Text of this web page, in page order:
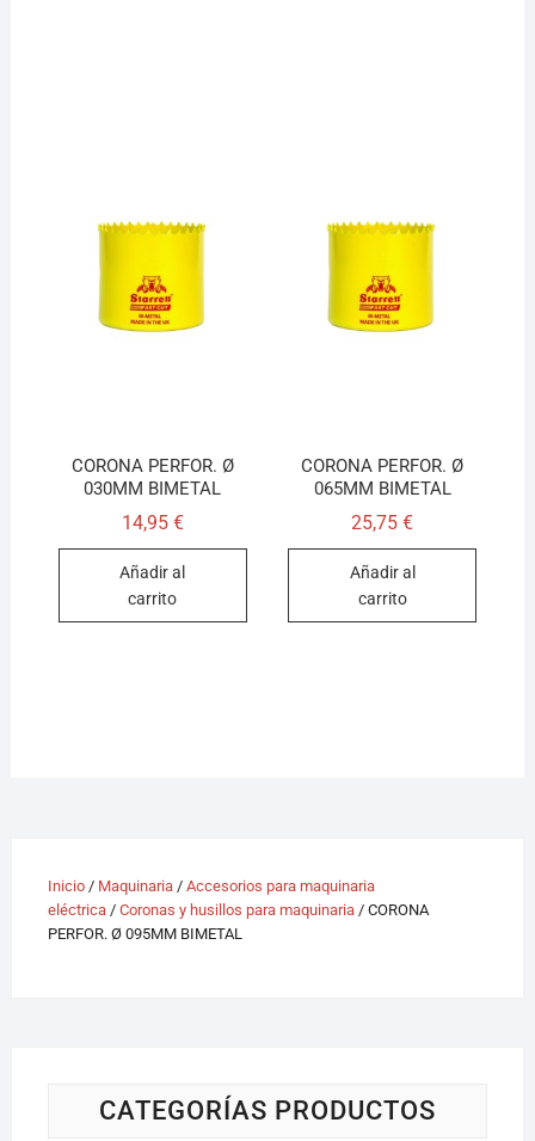
CORONA PERFOR. Ø
030MM BIMETAL
14,95 €
Añadir al
carrito
CORONA PERFOR. Ø
065MM BIMETAL
25,75€
Añadir al
carrito
Inicio/ Maquinaria/ Accesorios para maquinaria
eléctrica/ Coronas y husillos para maquinaria/ CORONA
PERFOR. Ø 095MM BIMETAL
CATEGORÍAS PRODUCTOS